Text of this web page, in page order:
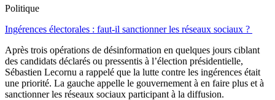
Politique
Ingérences électorales : faut-il sanctionner les réseaux sociaux ?
Après trois opérations de désinformation en quelques jours ciblant
des candidats déclarés ou pressentis à l’élection présidentielle,
Sébastien Lecornu a rappelé que la lutte contre les ingérences était
une priorité. La gauche appelle le gouvernement à en faire plus et à
sanctionner les réseaux sociaux participant à la diffusion.